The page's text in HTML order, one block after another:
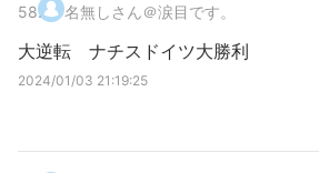
58. 名無しさん＠涙目です。
大逆転 ナチスドイツ大勝利
2024/01/03 21:19:25